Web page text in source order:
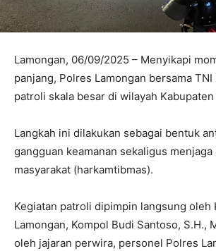
Lamongan, 06/09/2025 – Menyikapi
panjang, Polres Lamongan bersama
patroli skala besar di wilayah Kabupaten
Langkah ini dilakukan sebagai bentuk
gangguan keamanan sekaligus
masyarakat (harkamtibmas).
Kegiatan patroli dipimpin langsung oleh
Lamongan, Kompol Budi Santoso, S.H.,
oleh jajaran perwira, personel Polres